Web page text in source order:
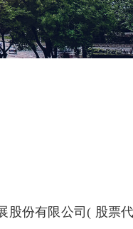
份有限公司( 股票